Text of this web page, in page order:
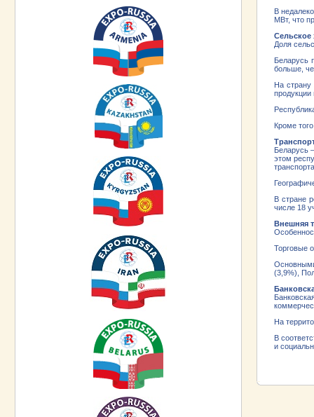
В
МВт, что
Сельское
Доля
Беларусь
больше,
На страну
Кроме
Беларусь
этом
В стране
числе 18
Внешняя
Торговые
(3,9%),
На
В
и